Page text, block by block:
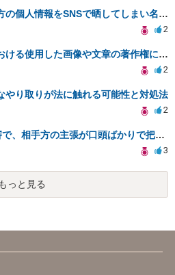
当方の腹いせで相手方の個人情報をSNSで晒してしまい名誉毀損させてしまったかもしれない
2
ホームページ制作における使用した画像や文章の著作権について
2
やり取りが法に触れる可能性と対処法
2
Xの開示請求の双方審で、相手方の主張が口頭ばかりで把握しきれません
3
もっと見る